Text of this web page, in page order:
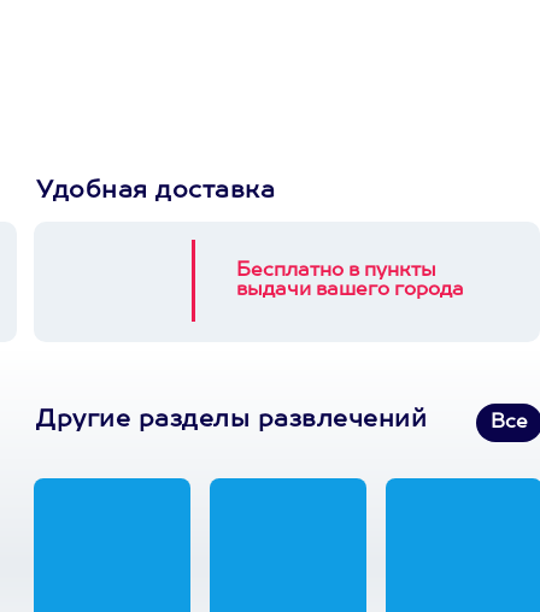
Удобная доставка
Бесплатно в пункты
выдачи вашего города
Другие разделы развлечений Все